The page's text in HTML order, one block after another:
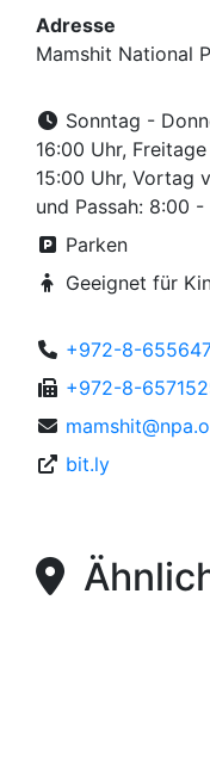
Adresse
Mamshit National
Sonntag -
16:00 Uhr,
15:00 Uhr, Vortag
und Passah: 8:00
Parken
Geeignet für
+972-8-
+972-8-
bit.ly